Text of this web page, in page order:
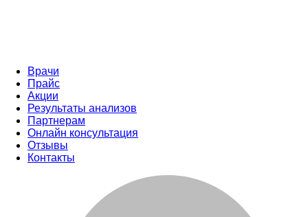
Врачи
Прайс
Акции
Результаты анализов
Партнерам
Онлайн консультация
Отзывы
Контакты